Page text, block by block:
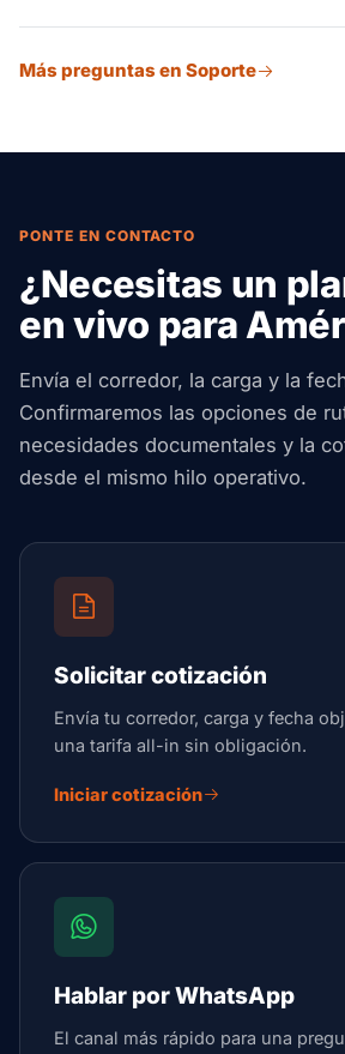
construcción. Nuestra red de socios
comerciales de las que dependen
América del Norte, Central y del Sur.
plazos a través de nuestro
Más preguntas en Soporte
PONTE EN CONTACTO
¿Necesitas un
en vivo para
Envía el corredor, la carga y la
Confirmaremos las opciones de
necesidades documentales y la
desde el mismo hilo operativo.
Solicitar cotización
Envía tu corredor, carga y fecha
una tarifa all-in sin obligación.
Iniciar cotización
Hablar por WhatsApp
El canal más rápido para una